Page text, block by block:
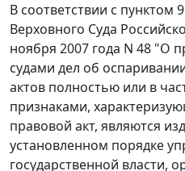
В соответствии с пунктом 9
Верховного Суда
ноября 2007 года N 48 "О
судами дел об
актов полностью или в
признаками,
правовой акт, являются
установленном порядке
государственной власти,